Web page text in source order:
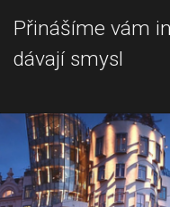
Přinášíme vám
dávají smysl